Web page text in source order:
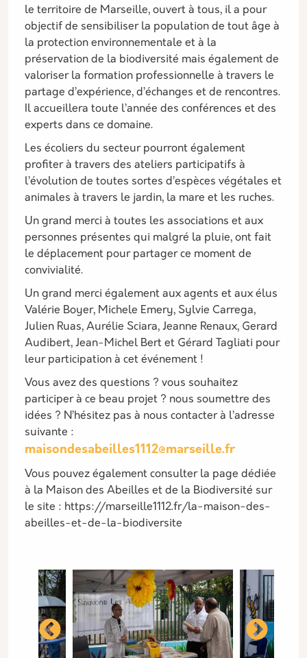
le territoire de Marseille, ouvert à tous, il a pour
objectif de sensibiliser la population de tout âge à
la protection environnementale et à la
préservation de la biodiversité mais également de
valoriser la formation professionnelle à travers le
partage d’expérience, d’échanges et de rencontres.
Il accueillera toute l’année des conférences et des
experts dans ce domaine.
Les écoliers du secteur pourront également
profiter à travers des ateliers participatifs à
l’évolution de toutes sortes d’espèces végétales et
animales à travers le jardin, la mare et les ruches.
Un grand merci à toutes les associations et aux
personnes présentes qui malgré la pluie, ont fait
le déplacement pour partager ce moment de
convivialité.
Un grand merci également aux agents et aux élus
Valérie Boyer, Michele Emery, Sylvie Carrega,
Julien Ruas, Aurélie Sciara, Jeanne Renaux, Gerard
Audibert, Jean-Michel Bert et Gérard Tagliati pour
leur participation à cet événement !
Vous avez des questions ? vous souhaitez
participer à ce beau projet ? nous soumettre des
idées ? N’hésitez pas à nous contacter à l’adresse
suivante :
maisondesabeilles1112@marseille.fr
Vous pouvez également consulter la page dédiée
à la Maison des Abeilles et de la Biodiversité sur
le site : https://marseille1112.fr/la-maison-des-
abeilles-et-de-la-biodiversite